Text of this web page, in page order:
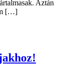
Aztán
[…]